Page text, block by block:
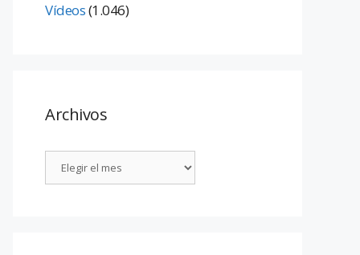
Vídeos(1.046)
Archivos